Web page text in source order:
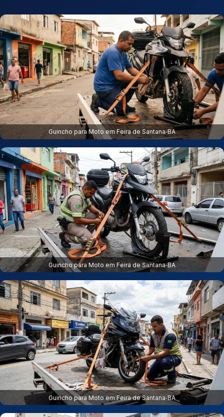
Guincho para Moto em Feira de Santana‑BA
Guincho para Moto em Feira de Santana‑BA
Guincho para Moto em Feira de Santana‑BA